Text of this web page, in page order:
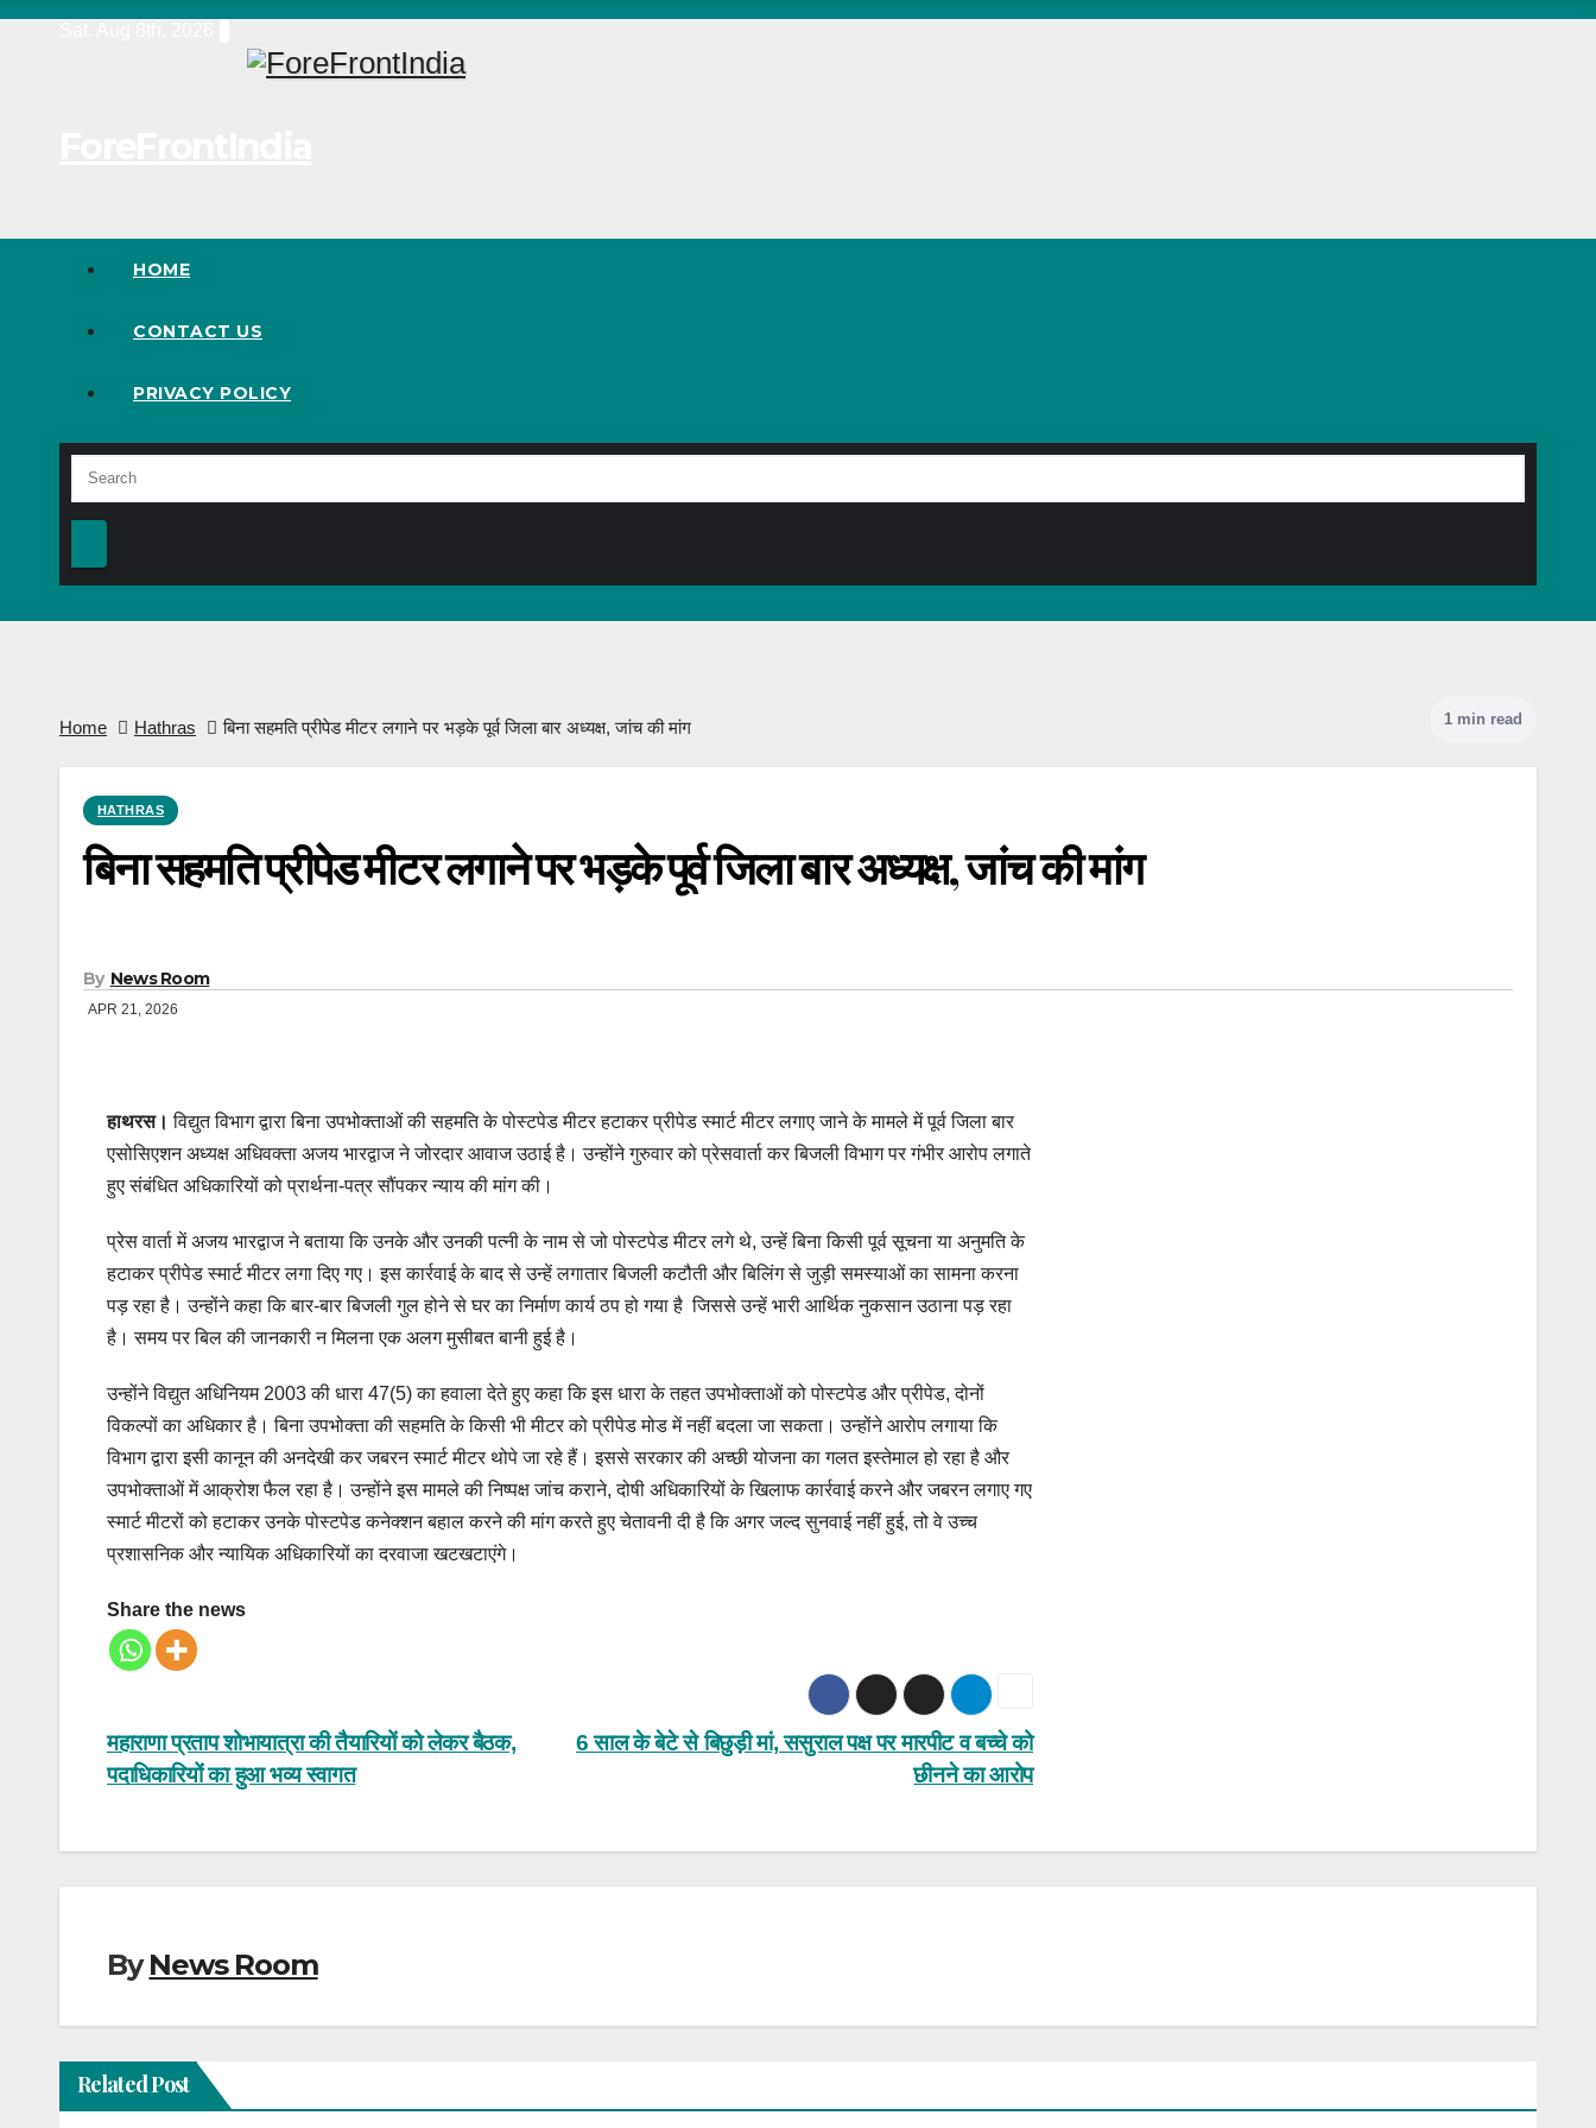
Skip
HOME
CONTACT US
PRIVACY POLICY
Home Hathras बिना सहमति प्रीपेड मीटर लगाने पर भड़के पूर्व जिला बार अध्यक्ष, जांच की मांग 1 min read
HATHRAS
बिना सहमति प्रीपेड मीटर लगाने पर भड़के पूर्व जिला बार अध्यक्ष, जांच की मांग
By News Room
APR 21, 2026
हाथरस। विद्युत विभाग द्वारा बिना उपभोक्ताओं की सहमति के पोस्टपेड मीटर हटाकर प्रीपेड स्मार्ट मीटर लगाए जाने के मामले में पूर्व जिला बार
एसोसिएशन अध्यक्ष अधिवक्ता अजय भारद्वाज ने जोरदार आवाज उठाई है। उन्होंने गुरुवार को प्रेसवार्ता कर बिजली विभाग पर गंभीर आरोप लगाते
हुए संबंधित अधिकारियों को प्रार्थना-पत्र सौंपकर न्याय की मांग की।
प्रेस वार्ता में अजय भारद्वाज ने बताया कि उनके और उनकी पत्नी के नाम से जो पोस्टपेड मीटर लगे थे, उन्हें बिना किसी पूर्व सूचना या अनुमति के
हटाकर प्रीपेड स्मार्ट मीटर लगा दिए गए। इस कार्रवाई के बाद से उन्हें लगातार बिजली कटौती और बिलिंग से जुड़ी समस्याओं का सामना करना
पड़ रहा है। उन्होंने कहा कि बार-बार बिजली गुल होने से घर का निर्माण कार्य ठप हो गया है जिससे उन्हें भारी आर्थिक नुकसान उठाना पड़ रहा
है। समय पर बिल की जानकारी न मिलना एक अलग मुसीबत बानी हुई है।
उन्होंने विद्युत अधिनियम 2003 की धारा 47(5) का हवाला देते हुए कहा कि इस धारा के तहत उपभोक्ताओं को पोस्टपेड और प्रीपेड, दोनों
विकल्पों का अधिकार है। बिना उपभोक्ता की सहमति के किसी भी मीटर को प्रीपेड मोड में नहीं बदला जा सकता। उन्होंने आरोप लगाया कि
विभाग द्वारा इसी कानून की अनदेखी कर जबरन स्मार्ट मीटर थोपे जा रहे हैं। इससे सरकार की अच्छी योजना का गलत इस्तेमाल हो रहा है और
उपभोक्ताओं में आक्रोश फैल रहा है। उन्होंने इस मामले की निष्पक्ष जांच कराने, दोषी अधिकारियों के खिलाफ कार्रवाई करने और जबरन लगाए गए
स्मार्ट मीटरों को हटाकर उनके पोस्टपेड कनेक्शन बहाल करने की मांग करते हुए चेतावनी दी है कि अगर जल्द सुनवाई नहीं हुई, तो वे उच्च
प्रशासनिक और न्यायिक अधिकारियों का दरवाजा खटखटाएंगे।
Share the news
Post
navigation
6 साल के बेटे से बिछुड़ी मां, ससुराल पक्ष पर मारपीट व बच्चे को
छीनने का आरोप
महाराणा प्रताप शोभायात्रा की तैयारियों को लेकर बैठक,
पदाधिकारियों का हुआ भव्य स्वागत
ByNews Room
Related Post